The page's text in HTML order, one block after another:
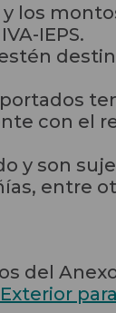
los
IEPS.
con el
y son
entre
del